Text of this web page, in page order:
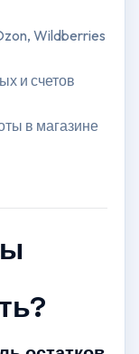
Wildberries
и счетов
в магазине